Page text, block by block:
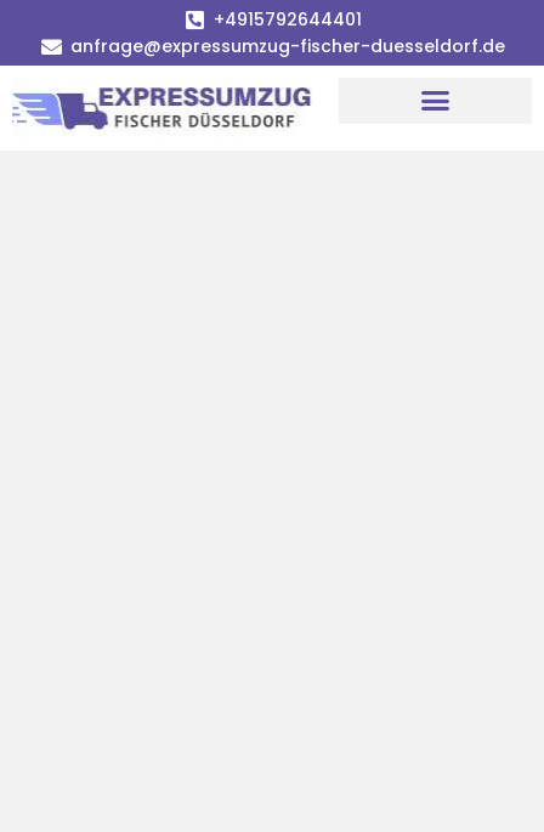
+4915792644401
anfrage@expressumzug-fischer-duesseldorf.de